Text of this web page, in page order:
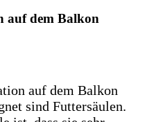
auf dem Balkon
auf dem Balkon
sind Futtersäulen.